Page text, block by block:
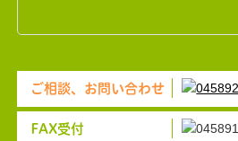
ご相談、お問い合わせ
FAX受付